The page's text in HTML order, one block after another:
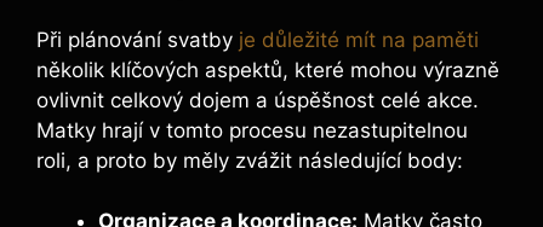
Při plánování svatby je důležité mít na paměti
několik klíčových aspektů, které mohou výrazně
ovlivnit celkový dojem a úspěšnost celé akce.
Matky hrají v tomto procesu nezastupitelnou
roli, a proto by měly zvážit následující body:
Organizace a koordinace: Matky často